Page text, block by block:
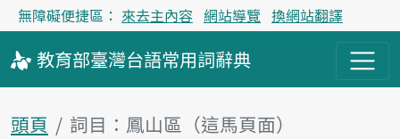
無障礙便捷區： 來去主內容 網站導覽 換網站翻譯
教育部臺灣台語常用詞辭典
頭頁 詞目：鳳山區（這馬頁面）